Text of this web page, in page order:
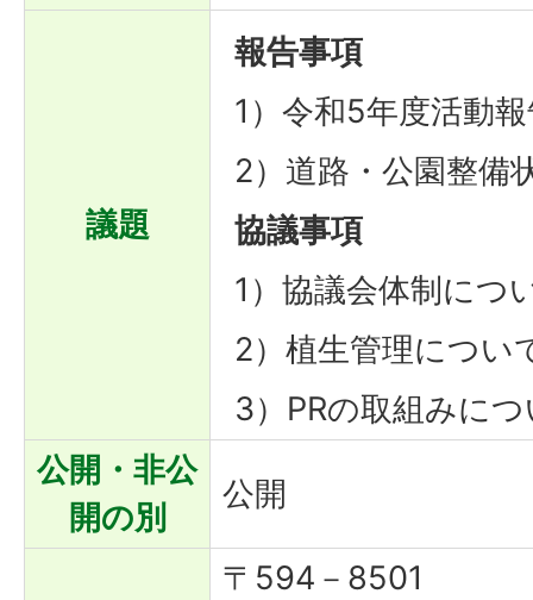
議題
報告事項
1）令和5年度活動
2）道路・公園整備
協議事項
1）協議会体制につ
2）植生管理につい
3）PRの取組みに
公開・非公
開の別
公開
〒594－8501